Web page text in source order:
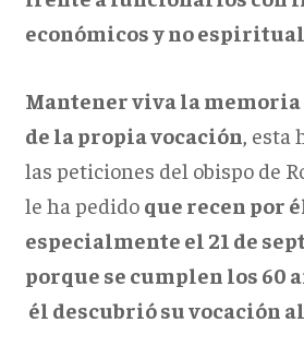
económicos y no
Mantener viva la
de la propia vocación, esta
las peticiones del obispo de
le ha pedido que recen por
especialmente el 21 de
porque se cumplen los 60
él descubrió su vocación